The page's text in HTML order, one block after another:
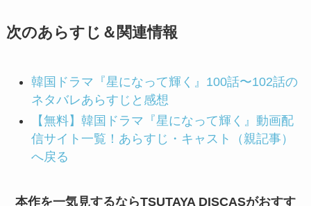
次のあらすじ＆関連情報
韓国ドラマ『星になって輝く』100話〜102話の
ネタバレあらすじと感想
【無料】韓国ドラマ『星になって輝く』動画配
信サイト一覧！あらすじ・キャスト（親記事）
へ戻る
本作を一気見するならTSUTAYA DISCASがおすす